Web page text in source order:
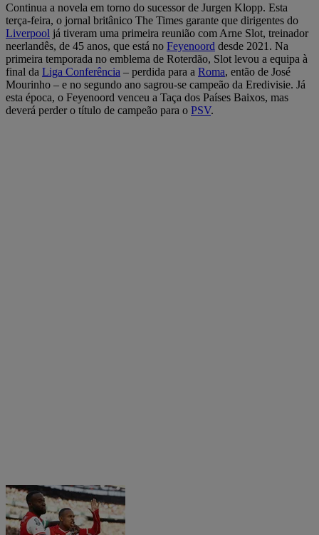
Continua a novela em torno do sucessor de Jurgen Klopp. Esta
terça-feira, o jornal britânico The Times garante que dirigentes do
Liverpool já tiveram uma primeira reunião com Arne Slot, treinador
neerlandês, de 45 anos, que está no Feyenoord desde 2021. Na
primeira temporada no emblema de Roterdão, Slot levou a equipa à
final da Liga Conferência – perdida para a Roma, então de José
Mourinho – e no segundo ano sagrou-se campeão da Eredivisie. Já
esta época, o Feyenoord venceu a Taça dos Países Baixos, mas
deverá perder o título de campeão para o PSV.